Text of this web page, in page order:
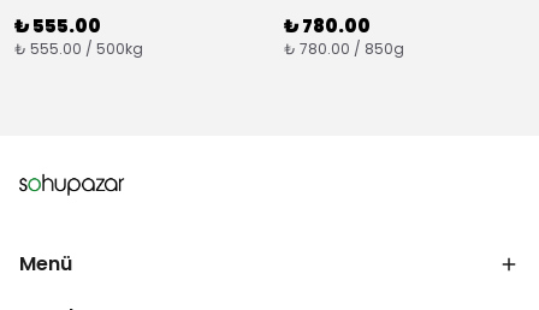
₺ 555.00
₺ 555.00 / 500kg
₺ 780.00
₺ 780.00 / 850g
Menü